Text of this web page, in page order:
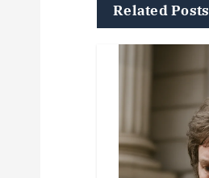
Related Posts